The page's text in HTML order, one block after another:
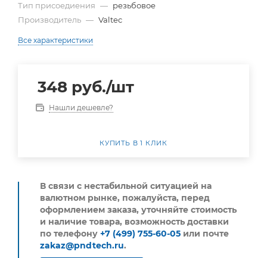
Тип присоедиения — резьбовое
Производитель — Valtec
Все характеристики
348 руб./шт
Нашли дешевле?
КУПИТЬ В 1 КЛИК
В связи с нестабильной ситуацией на
валютном рынке, пожалуйста, перед
оформлением заказа, уточняйте стоимость
и наличие товара, возможность доставки
по телефону +7 (499) 755-60-05 или почте
zakaz@pndtech.ru.